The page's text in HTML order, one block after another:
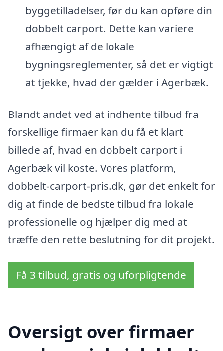
byggetilladelser, før du kan opføre din
dobbelt carport. Dette kan variere
afhængigt af de lokale
bygningsreglementer, så det er vigtigt
at tjekke, hvad der gælder i Agerbæk.
Blandt andet ved at indhente tilbud fra
forskellige firmaer kan du få et klart
billede af, hvad en dobbelt carport i
Agerbæk vil koste. Vores platform,
dobbelt-carport-pris.dk, gør det enkelt for
dig at finde de bedste tilbud fra lokale
professionelle og hjælper dig med at
træffe den rette beslutning for dit projekt.
Få 3 tilbud, gratis og uforpligtende
Oversigt over firmaer